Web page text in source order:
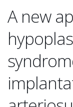
A new